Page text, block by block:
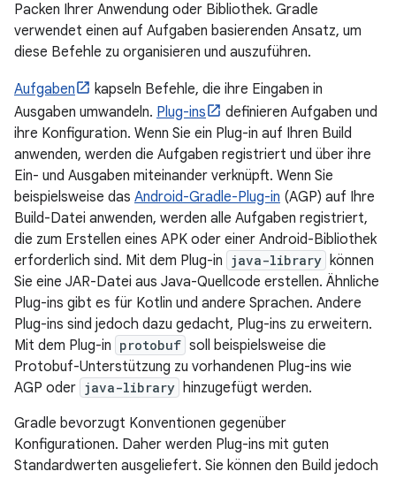
Packen Ihrer Anwendung oder Bibliothek. Gradle
verwendet einen auf Aufgaben basierenden Ansatz, um
diese Befehle zu organisieren und auszuführen.
Aufgaben
kapseln Befehle, die ihre Eingaben in
Ausgaben umwandeln. Plug-ins
definieren Aufgaben und
ihre Konfiguration. Wenn Sie ein Plug-in auf Ihren Build
anwenden, werden die Aufgaben registriert und über ihre
Ein- und Ausgaben miteinander verknüpft. Wenn Sie
beispielsweise das Android-Gradle-Plug-in (AGP) auf Ihre
Build-Datei anwenden, werden alle Aufgaben registriert,
die zum Erstellen eines APK oder einer Android-Bibliothek
erforderlich sind. Mit dem Plug-in java-library können
Sie eine JAR-Datei aus Java-Quellcode erstellen. Ähnliche
Plug-ins gibt es für Kotlin und andere Sprachen. Andere
Plug-ins sind jedoch dazu gedacht, Plug-ins zu erweitern.
Mit dem Plug-in protobuf soll beispielsweise die
Protobuf-Unterstützung zu vorhandenen Plug-ins wie
AGP oder java-library hinzugefügt werden.
Gradle bevorzugt Konventionen gegenüber
Konfigurationen. Daher werden Plug-ins mit guten
Standardwerten ausgeliefert. Sie können den Build jedoch